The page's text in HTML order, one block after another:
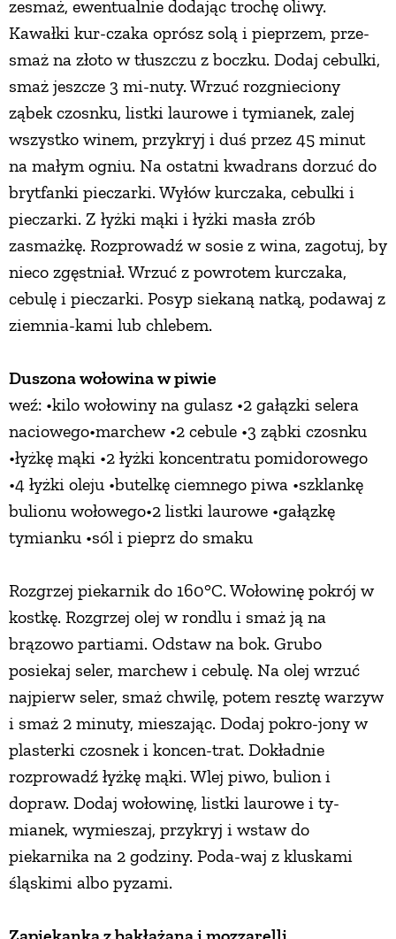
zesmaż, ewentualnie dodając trochę oliwy.
Kawałki kur-czaka oprósz solą i pieprzem, prze-
smaż na złoto w tłuszczu z boczku. Dodaj cebulki,
smaż jeszcze 3 mi-nuty. Wrzuć rozgnieciony
ząbek czosnku, listki laurowe i tymianek, zalej
wszystko winem, przykryj i duś przez 45 minut
na małym ogniu. Na ostatni kwadrans dorzuć do
brytfanki pieczarki. Wyłów kurczaka, cebulki i
pieczarki. Z łyżki mąki i łyżki masła zrób
zasmażkę. Rozprowadź w sosie z wina, zagotuj, by
nieco zgęstniał. Wrzuć z powrotem kurczaka,
cebulę i pieczarki. Posyp siekaną natką, podawaj z
ziemnia-kami lub chlebem.
Duszona wołowina w piwie
weź: •kilo wołowiny na gulasz •2 gałązki selera
naciowego•marchew •2 cebule •3 ząbki czosnku
•łyżkę mąki •2 łyżki koncentratu pomidorowego
•4 łyżki oleju •butelkę ciemnego piwa •szklankę
bulionu wołowego•2 listki laurowe •gałązkę
tymianku •sól i pieprz do smaku
Rozgrzej piekarnik do 160°C. Wołowinę pokrój w
kostkę. Rozgrzej olej w rondlu i smaż ją na
brązowo partiami. Odstaw na bok. Grubo
posiekaj seler, marchew i cebulę. Na olej wrzuć
najpierw seler, smaż chwilę, potem resztę warzyw
i smaż 2 minuty, mieszając. Dodaj pokro-jony w
plasterki czosnek i koncen-trat. Dokładnie
rozprowadź łyżkę mąki. Wlej piwo, bulion i
dopraw. Dodaj wołowinę, listki laurowe i ty-
mianek, wymieszaj, przykryj i wstaw do
piekarnika na 2 godziny. Poda-waj z kluskami
śląskimi albo pyzami.